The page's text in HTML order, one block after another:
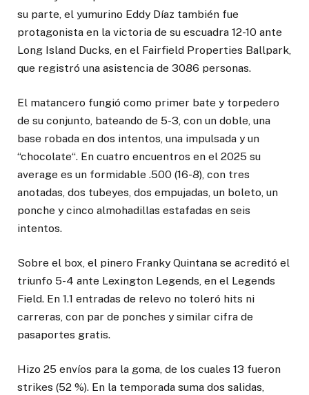
su parte, el yumurino Eddy Díaz también fue
protagonista en la victoria de su escuadra 12-10 ante
Long Island Ducks, en el Fairfield Properties Ballpark,
que registró una asistencia de 3086 personas.
El matancero fungió como primer bate y torpedero
de su conjunto, bateando de 5-3, con un doble, una
base robada en dos intentos, una impulsada y un
“chocolate“. En cuatro encuentros en el 2025 su
average es un formidable .500 (16-8), con tres
anotadas, dos tubeyes, dos empujadas, un boleto, un
ponche y cinco almohadillas estafadas en seis
intentos.
Sobre el box, el pinero Franky Quintana se acreditó el
triunfo 5-4 ante Lexington Legends, en el Legends
Field. En 1.1 entradas de relevo no toleró hits ni
carreras, con par de ponches y similar cifra de
pasaportes gratis.
Hizo 25 envíos para la goma, de los cuales 13 fueron
strikes (52 %). En la temporada suma dos salidas,